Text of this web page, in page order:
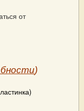
от
)